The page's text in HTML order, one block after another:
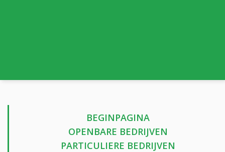
BEGINPAGINA
OPENBARE BEDRIJVEN
PARTICULIERE BEDRIJVEN